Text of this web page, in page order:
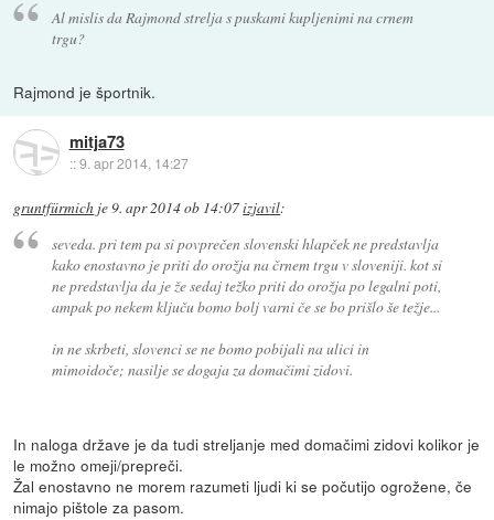
Al mislis da Rajmond strelja s puskami kupljenimi na crnem
trgu?
Rajmond je športnik.
mitja73
::9. apr 2014, 14:27
gruntfürmich je9. apr 2014 ob 14:07izjavil:
seveda. pri tem pa si povprečen slovenski hlapček ne predstavlja
kako enostavno je priti do orožja na črnem trgu v sloveniji. kot si
ne predstavlja da je že sedaj težko priti do orožja po legalni poti,
ampak po nekem ključu bomo bolj varni če se bo prišlo še težje...
in ne skrbeti, slovenci se ne bomo pobijali na ulici in
mimoidoče; nasilje se dogaja za domačimi zidovi.
In naloga države je da tudi streljanje med domačimi zidovi kolikor je
le možno omeji/prepreči.
Žal enostavno ne morem razumeti ljudi ki se počutijo ogrožene, če
nimajo pištole za pasom.